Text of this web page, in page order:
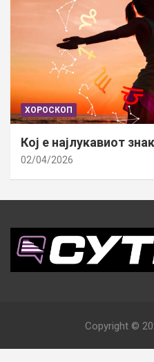
ХОРОСКОП
Кој е најлукавиот
02/04/2026
Copyright ©